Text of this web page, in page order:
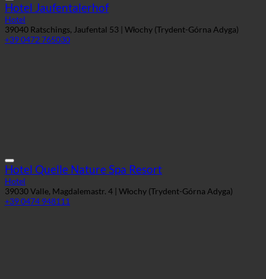
Hotel Jaufentalerhof
Hotel
39040 Ratschings, Jaufental 53 | Włochy (Trydent-Górna Adyga)
+39 0472 765030
Hotel Quelle Nature Spa Resort
Hotel
39030 Valle, Magdalemastr. 4 | Włochy (Trydent-Górna Adyga)
+39 0474 948111